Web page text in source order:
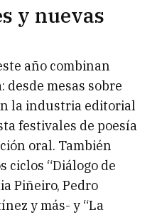
y nuevas
año combinan
mesas sobre
la industria editorial
festivales de poesía
oral. También
ciclos “Diálogo de
Piñeiro, Pedro
y más- y “La